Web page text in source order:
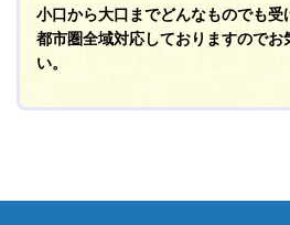
小口から大口までどんなものでも
都市圏全域対応しておりますのでお
い。